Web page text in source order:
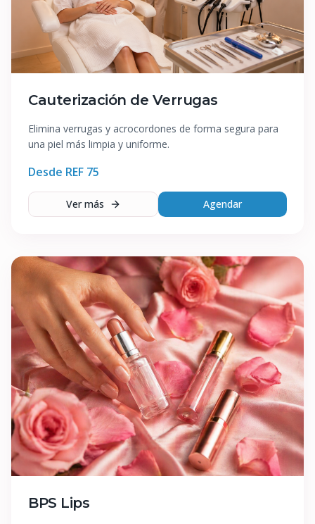
Cauterización de Verrugas
Elimina verrugas y acrocordones de forma segura para
una piel más limpia y uniforme.
Desde REF 75
Ver más Agendar
BPS Lips